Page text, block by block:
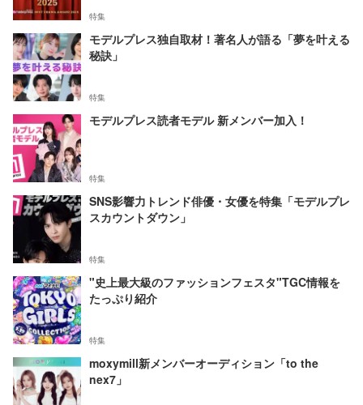
特集
モデルプレス独自取材！著名人が語る「夢を叶える
秘訣」
特集
モデルプレス読者モデル 新メンバー加入！
特集
SNS影響力トレンド俳優・女優を特集「モデルプレ
スカウントダウン」
特集
"史上最大級のファッションフェスタ"TGC情報を
たっぷり紹介
特集
moxymill新メンバーオーディション「to the
nex7」